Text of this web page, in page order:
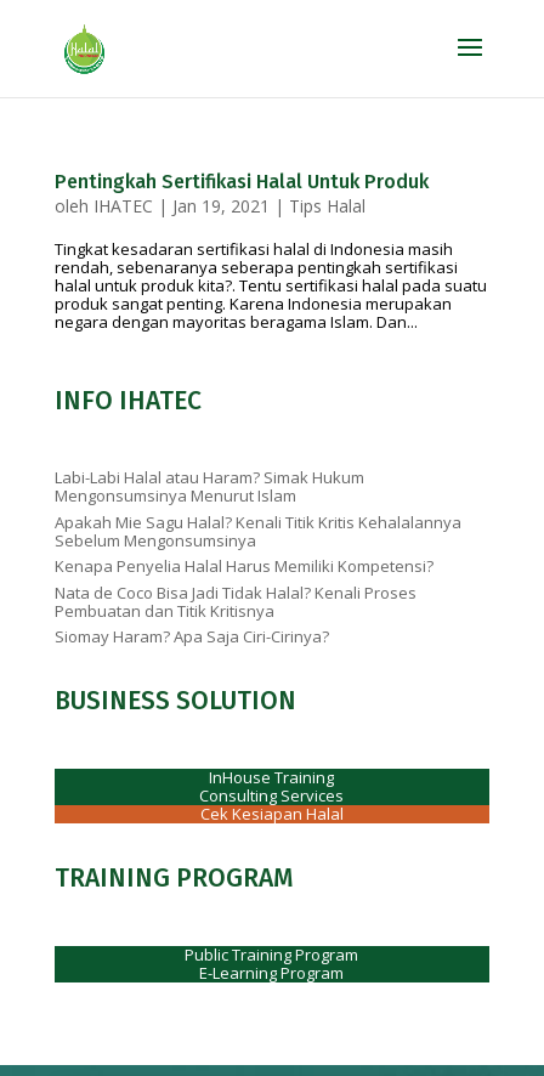
Pentingkah Sertifikasi Halal Untuk Produk
oleh IHATEC | Jan 19, 2021 | Tips Halal
Tingkat kesadaran sertifikasi halal di Indonesia masih
rendah, sebenaranya seberapa pentingkah sertifikasi
halal untuk produk kita?. Tentu sertifikasi halal pada suatu
produk sangat penting. Karena Indonesia merupakan
negara dengan mayoritas beragama Islam. Dan...
INFO IHATEC
Labi-Labi Halal atau Haram? Simak Hukum
Mengonsumsinya Menurut Islam
Apakah Mie Sagu Halal? Kenali Titik Kritis Kehalalannya
Sebelum Mengonsumsinya
Kenapa Penyelia Halal Harus Memiliki Kompetensi?
Nata de Coco Bisa Jadi Tidak Halal? Kenali Proses
Pembuatan dan Titik Kritisnya
Siomay Haram? Apa Saja Ciri-Cirinya?
BUSINESS SOLUTION
InHouse Training
Consulting Services
Cek Kesiapan Halal
TRAINING PROGRAM
Public Training Program
E-Learning Program